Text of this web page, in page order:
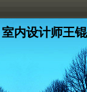
室内设计师王锟